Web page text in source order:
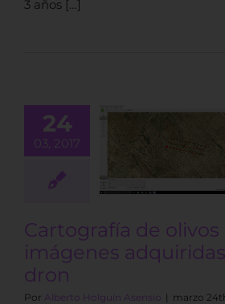
3 años […]
24
03, 2017
de
mediante
por un
Cartografía de
imágenes
dron
Por Alberto Holguín Asensio | marzo